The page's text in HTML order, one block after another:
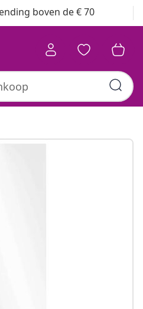
boven de € 70